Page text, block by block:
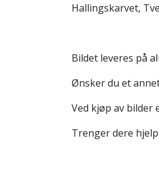
Hallingskarvet,
Bildet leveres på
Ønsker du et
Ved kjøp av bilder
Trenger dere